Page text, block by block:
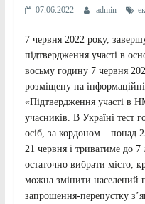
07.06.2022 admin
7 червня 2022 року,
підтвердження участі в
восьму годину 7 червня
розміщену на
«Підтвердження участі в
учасників. В Україні тест
осіб, за кордоном – понад
21 червня і триватиме до
остаточно вибрати місто,
можна змінити населений
запрошення-перепустку